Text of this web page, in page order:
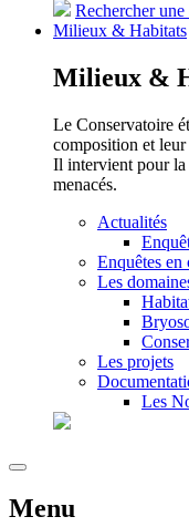
Rechercher une
Milieux & Habitats
Milieux &
Le Conservatoire
composition et leur
Il intervient pour la
menacés.
Actualités
Enquêtes en
Les
Les projets
Les
Menu